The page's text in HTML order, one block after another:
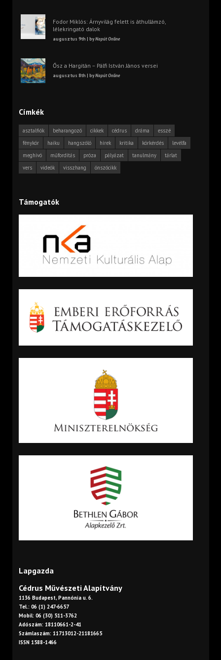
Fodor Miklós: Árnyvilág felett is áthullámzó,
lélekringató dalok
augusztus 9th | byNapút Online
Ősz a Hargitán – Pálfi István János versei
augusztus 8th | byNapút Online
Címkék
asztalfiók beharangozó cikkek cédrus dráma
esszé
fénykör
haiku hangszóló hírek kritika körkérdés
levélfa
meghívó
műfordítás próza pályázat tanulmány
tárlat
vers
videók visszhang önszócikk
Támogatók
Lapgazda
Cédrus Művészeti Alapítvány
1136 Budapest, Pannónia u. 6.
Tel.: 06 (1) 247-6657
Mobil: 06 (30) 511-3762
Adószám: 18110661-2-41
Számlaszám: 11713012-21181665
ISSN 1588-1466